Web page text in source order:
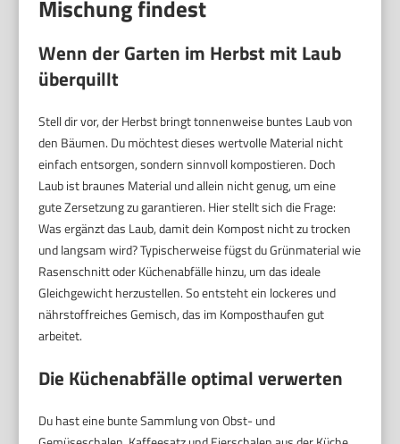
Mischung findest
Wenn der Garten im Herbst mit Laub
überquillt
Stell dir vor, der Herbst bringt tonnenweise buntes Laub von
den Bäumen. Du möchtest dieses wertvolle Material nicht
einfach entsorgen, sondern sinnvoll kompostieren. Doch
Laub ist braunes Material und allein nicht genug, um eine
gute Zersetzung zu garantieren. Hier stellt sich die Frage:
Was ergänzt das Laub, damit dein Kompost nicht zu trocken
und langsam wird? Typischerweise fügst du Grünmaterial wie
Rasenschnitt oder Küchenabfälle hinzu, um das ideale
Gleichgewicht herzustellen. So entsteht ein lockeres und
nährstoffreiches Gemisch, das im Komposthaufen gut
arbeitet.
Die Küchenabfälle optimal verwerten
Du hast eine bunte Sammlung von Obst- und